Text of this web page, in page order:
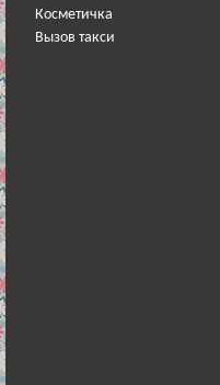
Косметичка
Вызов такси